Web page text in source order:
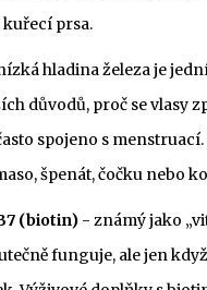
prsa.
hladina železa je
důvodů, proč se vlasy
spojeno s
špenát, čočku nebo
(biotin) - známý jako
funguje, ale jen